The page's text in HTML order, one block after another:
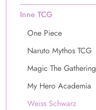
Inne TCG
One Piece
Naruto Mythos TCG
Magic The Gathering
My Hero Academia
Weiss Schwarz